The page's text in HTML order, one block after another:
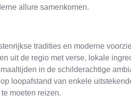
allure samenkomen.
tradities en moderne
uit de regio met verse, lokale
in de schilderachtige
loopafstand van enkele
moeten reizen.